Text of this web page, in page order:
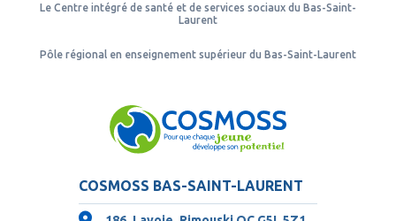
Le Centre intégré de santé et de services sociaux du Bas-Saint-
Laurent
Pôle régional en enseignement supérieur du Bas-Saint-Laurent
COSMOSS BAS-SAINT-LAURENT